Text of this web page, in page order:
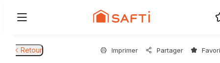
Retour Imprimer Partager